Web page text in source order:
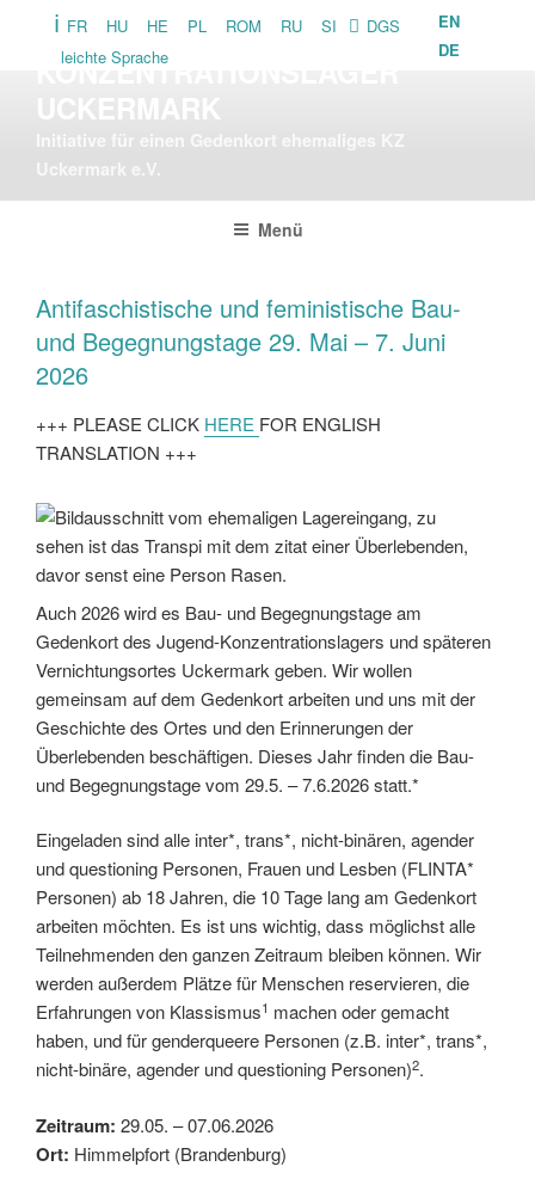
springen
FR HU HE PL ROM RU SI
DGS
leichte Sprache
EN
DE
GEDENKORT
KONZENTRATIONSLAGER
UCKERMARK
Initiative für einen Gedenkort ehemaliges KZ
Uckermark e.V.
Menü
Antifaschistische und feministische Bau-
und Begegnungstage 29. Mai – 7. Juni
2026
+++ PLEASE CLICK HERE FOR ENGLISH
TRANSLATION +++
Auch 2026 wird es Bau- und Begegnungstage am
Gedenkort des Jugend-Konzentrationslagers und späteren
Vernichtungsortes Uckermark geben. Wir wollen
gemeinsam auf dem Gedenkort arbeiten und uns mit der
Geschichte des Ortes und den Erinnerungen der
Überlebenden beschäftigen. Dieses Jahr finden die Bau-
und Begegnungstage vom 29.5. – 7.6.2026 statt.*
Eingeladen sind alle inter*, trans*, nicht-binären, agender
und questioning Personen, Frauen und Lesben (FLINTA*
Personen) ab 18 Jahren, die 10 Tage lang am Gedenkort
arbeiten möchten. Es ist uns wichtig, dass möglichst alle
Teilnehmenden den ganzen Zeitraum bleiben können. Wir
werden außerdem Plätze für Menschen reservieren, die
Erfahrungen von Klassismus1 machen oder gemacht
haben, und für genderqueere Personen (z.B. inter*, trans*,
nicht-binäre, agender und questioning Personen)2.
Zeitraum: 29.05. – 07.06.2026
Ort: Himmelpfort (Brandenburg)